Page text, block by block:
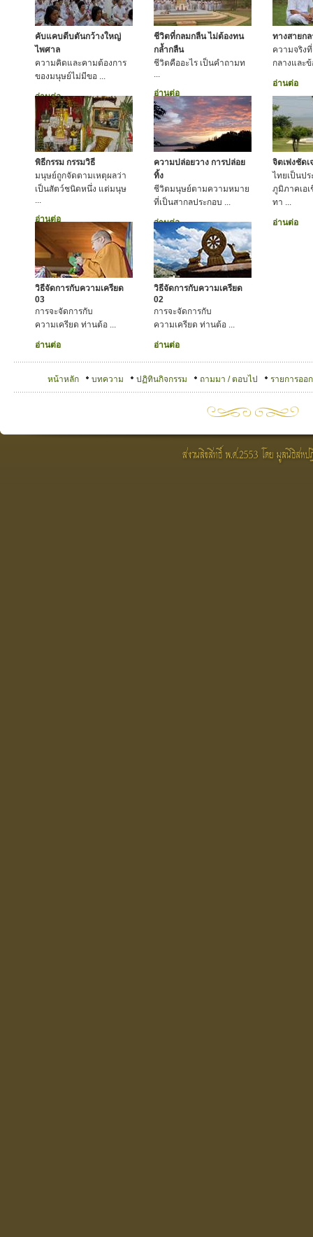
คับแคบตีบตันกว้างใหญ่
ไพศาล
ความคิดและคามต้องการ
ของมนุษย์ไม่มีขอ ...
อ่านต่อ
ชีวิตที่กลมกลืน ไม่ต้องทน
กล้ำกลืน
ชีวิตคืออะไร เป็นคำถามท
...
อ่านต่อ
ทางสายกล
ความจริง
กลางและ
อ่านต่อ
พิธีกรรม กรรมวิธี
มนุษย์ถูกจัดตามเหตุผลว่า
เป็นสัตว์ชนิดหนึ่ง แต่มนุษ
...
อ่านต่อ
ความปล่อยวาง การปล่อย
ทิ้ง
ชีวิตมนุษย์ตามความหมาย
ที่เป็นสากลประกอบ ...
อ่านต่อ
จิตเพ่งชัด
ไทยเป็นปร
ภูมิภาคเอ
ทา ...
อ่านต่อ
วิธีจัดการกับความเครียด
03
การจะจัดการกับ
ความเครียด ท่านต้อ ...
อ่านต่อ
วิธีจัดการกับความเครียด
02
การจะจัดการกับ
ความเครียด ท่านต้อ ...
อ่านต่อ
หน้าหลัก บทความ ปฏิทินกิจกรรม ถามมา / ตอบไป รายการออ